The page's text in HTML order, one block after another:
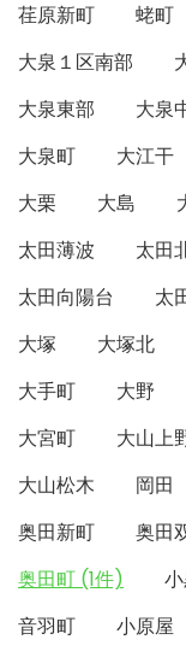
荏原新町
蛯町
大泉１区南部
大泉東部
大泉
大泉町
大江干
大栗
大島
太田薄波
太田
太田向陽台
太
大塚
大塚北
大手町
大野
大宮町
大山上
大山松木
岡田
奥田新町
奥田
奥田町 (1件)
音羽町
小原屋